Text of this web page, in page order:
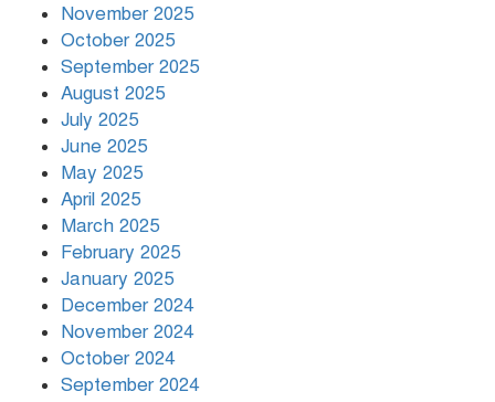
বৃষ্টি থামার নাম নেই, পথে পথে
November 2025
October 2025
September 2025
August 2025
July 2025
June 2025
May 2025
April 2025
March 2025
February 2025
January 2025
December 2024
November 2024
October 2024
September 2024